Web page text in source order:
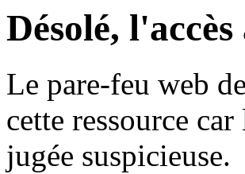
Désolé,
Le pare-feu web
cette ressource
jugée suspicieuse.